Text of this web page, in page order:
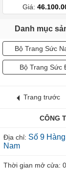
Giá:
Danh mục
Bộ Trang Sức
Bộ Trang Sức
Trang trước
CÔNG
Địa chỉ: Số 9
Nam
Thời gian mở cửa: